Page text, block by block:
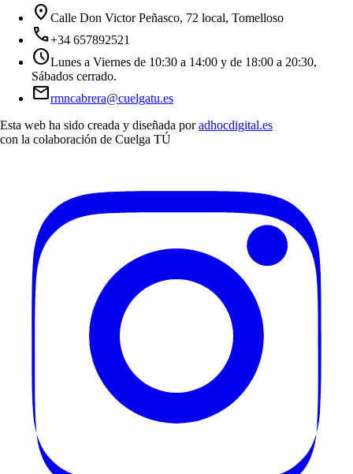
location_on Calle Don Victor Peñasco, 72 local, Tomelloso
call+34 657892521
scheduleLunes a Viernes de 10:30 a 14:00 y de 18:00 a 20:30,
Sábados cerrado.
mailrmncabrera@cuelgatu.es
Esta web ha sido creada y diseñada por adhocdigital.es
con la colaboración de Cuelga TÚ